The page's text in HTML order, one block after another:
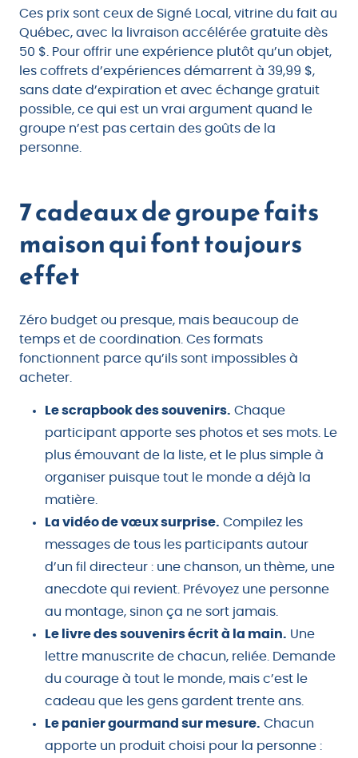
Ces prix sont ceux de Signé Local, vitrine du fait au
Québec, avec la livraison accélérée gratuite dès
50 $. Pour offrir une expérience plutôt qu’un objet,
les coffrets d’expériences démarrent à 39,99 $,
sans date d’expiration et avec échange gratuit
possible, ce qui est un vrai argument quand le
groupe n’est pas certain des goûts de la
personne.
7 cadeaux de groupe faits
maison qui font toujours
effet
Zéro budget ou presque, mais beaucoup de
temps et de coordination. Ces formats
fonctionnent parce qu’ils sont impossibles à
acheter.
Le scrapbook des souvenirs. Chaque
participant apporte ses photos et ses mots. Le
plus émouvant de la liste, et le plus simple à
organiser puisque tout le monde a déjà la
matière.
La vidéo de vœux surprise. Compilez les
messages de tous les participants autour
d’un fil directeur : une chanson, un thème, une
anecdote qui revient. Prévoyez une personne
au montage, sinon ça ne sort jamais.
Le livre des souvenirs écrit à la main. Une
lettre manuscrite de chacun, reliée. Demande
du courage à tout le monde, mais c’est le
cadeau que les gens gardent trente ans.
Le panier gourmand sur mesure. Chacun
apporte un produit choisi pour la personne :